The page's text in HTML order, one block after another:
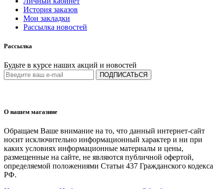
История заказов
Мои закладки
Рассылка новостей
Рассылка
Будьте в курсе наших акций и новостей
ПОДПИСАТЬСЯ
О нашем магазине
Обращаем Ваше внимание на то, что данный интернет-сайт
носит исключительно информационный характер и ни при
каких условиях информационные материалы и цены,
размещенные на сайте, не являются публичной офертой,
определяемой положениями Статьи 437 Гражданского кодекса
РФ.